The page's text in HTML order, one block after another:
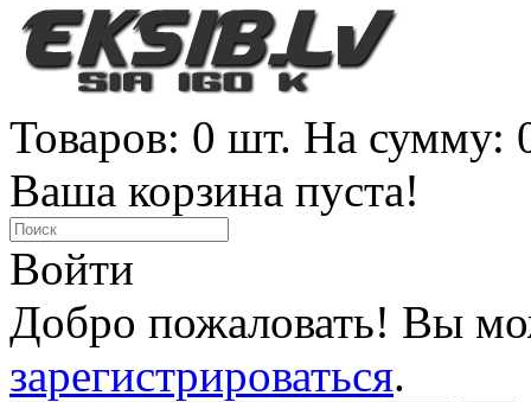
Товаров: 0 шт. На сумму:
Ваша корзина пуста!
Войти
Добро пожаловать! Вы
зарегистрироваться.